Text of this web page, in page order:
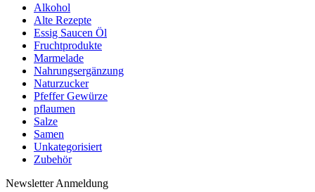
Alkohol
Alte Rezepte
Essig Saucen Öl
Fruchtprodukte
Marmelade
Nahrungsergänzung
Naturzucker
Pfeffer Gewürze
pflaumen
Salze
Samen
Unkategorisiert
Zubehör
Newsletter Anmeldung